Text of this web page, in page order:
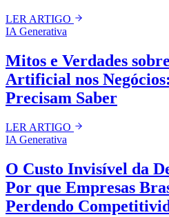
LER ARTIGO
IA Generativa
Mitos e Verdades
Artificial nos
Precisam Saber
LER ARTIGO
IA Generativa
O Custo Invisível da
Por que Empresas
Perdendo